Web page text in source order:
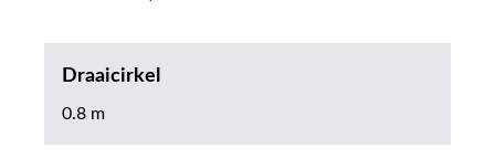
Draaicirkel
0.8 m